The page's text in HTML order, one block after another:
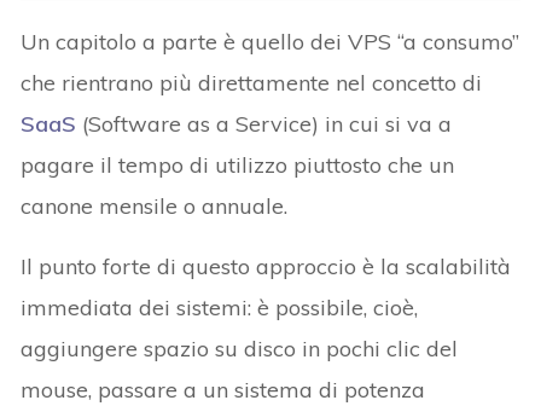
Un capitolo a parte è quello dei VPS “a consumo”
che rientrano più direttamente nel concetto di
SaaS (Software as a Service) in cui si va a
pagare il tempo di utilizzo piuttosto che un
canone mensile o annuale.
Il punto forte di questo approccio è la scalabilità
immediata dei sistemi: è possibile, cioè,
aggiungere spazio su disco in pochi clic del
mouse, passare a un sistema di potenza